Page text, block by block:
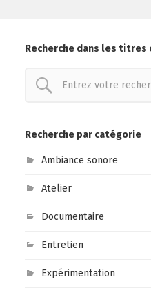
Recherche dans les
Recherche par catégorie
Ambiance sonore
Atelier
Documentaire
Entretien
Expérimentation